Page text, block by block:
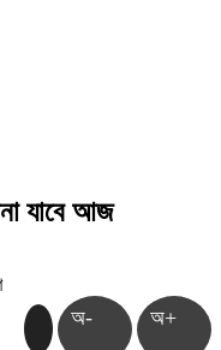
যাবে আজ
অ- অ+